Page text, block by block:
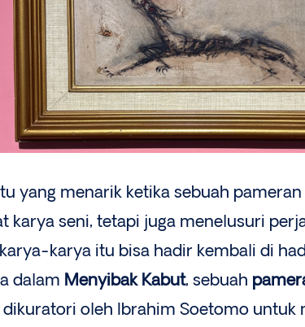
yang menarik ketika sebuah
karya seni, tetapi juga menelusuri
karya itu bisa hadir kembali di
dalam Menyibak Kabut, sebuah
dikuratori oleh Ibrahim Soetomo untuk